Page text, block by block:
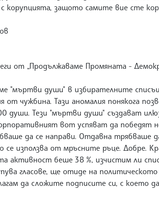
корупцията, защото самите вие сте
от „Продължаваме Промяната -
"мъртви души" в избирателните
от чужбина. Тази аномалия понякога
души. Тези "мъртви души" създават
вот успяват да победят
да се направи. Отдавна трябваше
се използва от мръсните ръце. Добре.
активност беше 38 %, изчистим ли
гласове, ще отиде на
да сложите подписите си, с което